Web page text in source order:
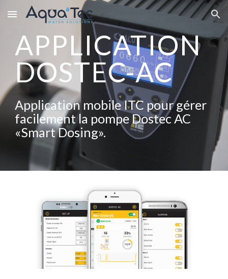
Skip to main content Skip to navigation
APPLICATION
DOSTEC-AC
Application mobile ITC pour gérer
facilement la pompe Dostec AC
«Smart Dosing».